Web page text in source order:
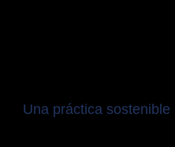
Una práctica sostenible